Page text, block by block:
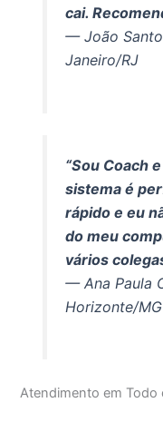
cai.
— João
Janeiro/RJ
“Sou Coach
sistema é
rápido e eu
do meu
vários
— Ana Paula
Horizonte/MG
Atendimento em Todo